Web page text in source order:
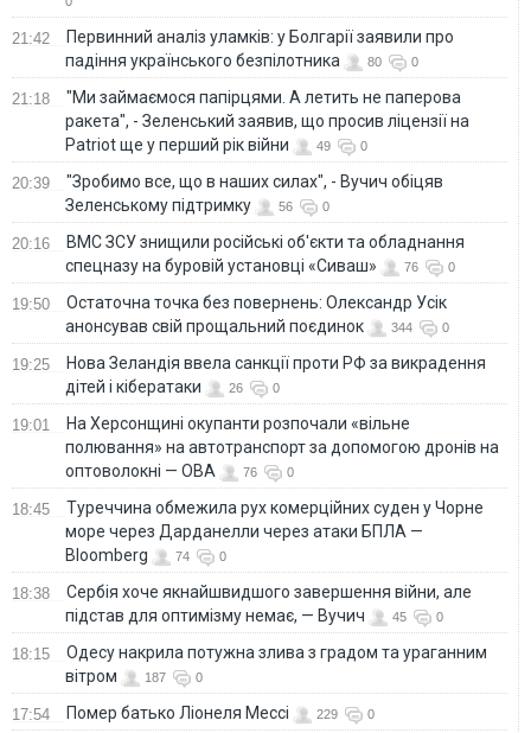
21:42
Первинний аналіз уламків: у Болгарії заявили про
падіння українського безпілотника
80 0
21:18
"Ми займаємося папірцями. А летить не паперова
ракета", - Зеленський заявив, що просив ліцензії на
Patriot ще у перший рік війни
49 0
20:39
"Зробимо все, що в наших силах", - Вучич обіцяв
Зеленському підтримку
56 0
20:16
ВМС ЗСУ знищили російські об'єкти та обладнання
спецназу на буровій установці «Сиваш»
76 0
19:50
Остаточна точка без повернень: Олександр Усік
анонсував свій прощальний поєдинок
344 0
19:25
Нова Зеландія ввела санкції проти РФ за викрадення
дітей і кібератаки
26 0
19:01
На Херсонщині окупанти розпочали «вільне
полювання» на автотранспорт за допомогою дронів на
оптоволокні — ОВА
76 0
18:45
Туреччина обмежила рух комерційних суден у Чорне
море через Дарданелли через атаки БПЛА —
Bloomberg
74 0
18:38
Сербія хоче якнайшвидшого завершення війни, але
підстав для оптимізму немає, — Вучич
45 0
18:15
Одесу накрила потужна злива з градом та ураганним
вітром
187 0
17:54 Помер батько Ліонеля Мессі 229 0